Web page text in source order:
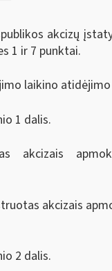
akcizų
1 ir 7 punktai.
laikino
1 dalis.
akcizais
akcizais
2 dalis.